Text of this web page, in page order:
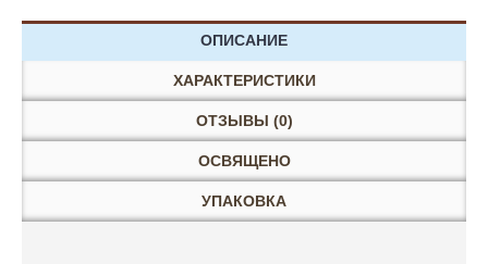
ОПИСАНИЕ
ХАРАКТЕРИСТИКИ
ОТЗЫВЫ (0)
ОСВЯЩЕНО
УПАКОВКА